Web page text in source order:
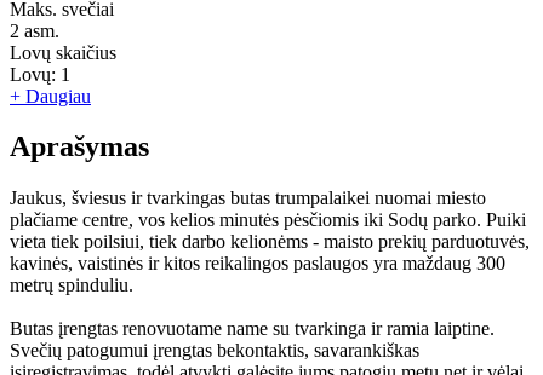
Maks. svečiai
2 asm.
Lovų skaičius
Lovų: 1
+ Daugiau
Aprašymas
Jaukus, šviesus ir tvarkingas butas trumpalaikei nuomai miesto
plačiame centre, vos kelios minutės pėsčiomis iki Sodų parko. Puiki
vieta tiek poilsiui, tiek darbo kelionėms - maisto prekių parduotuvės,
kavinės, vaistinės ir kitos reikalingos paslaugos yra maždaug 300
metrų spinduliu.
Butas įrengtas renovuotame name su tvarkinga ir ramia laiptine.
Svečių patogumui įrengtas bekontaktis, savarankiškas